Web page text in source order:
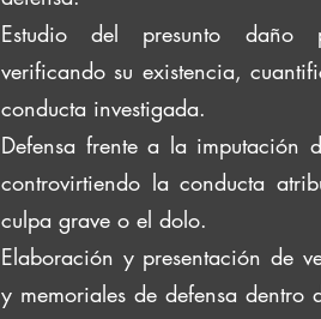
Estudio del presunto daño
verificando su existencia,
conducta investigada.
Defensa frente a la imputación
controvirtiendo la conducta
culpa grave o el dolo.
Elaboración y presentación de
y memoriales de defensa dentro